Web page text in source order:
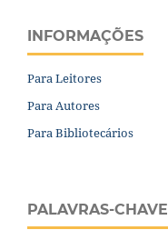
INFORMAÇÕES
Para Leitores
Para Autores
Para Bibliotecários
PALAVRAS-CHAVE